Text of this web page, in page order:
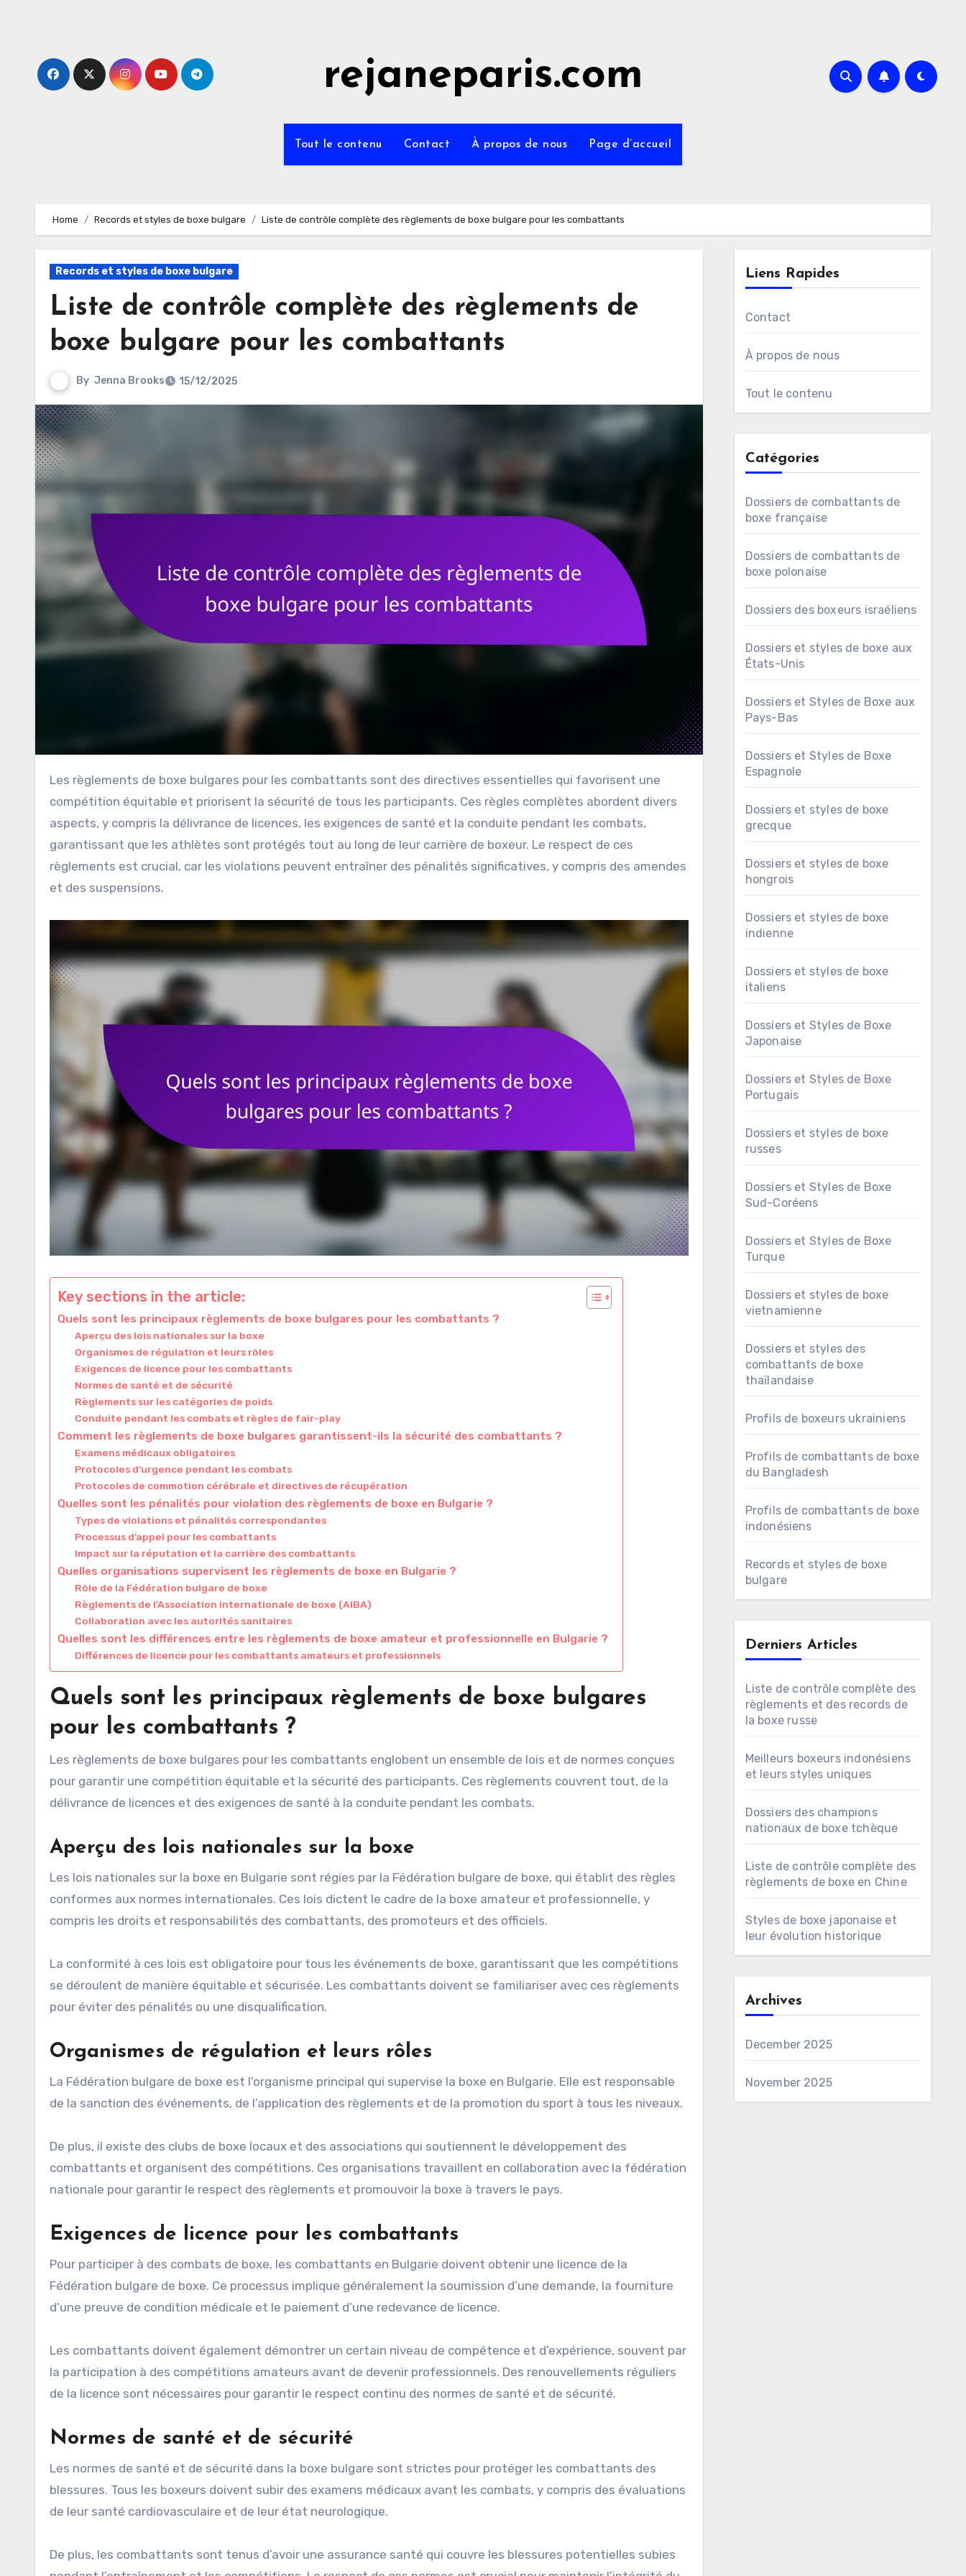
rejaneparis.com
Tout le contenu Contact À propos de nous Page d’accueil
Home Records et styles de boxe bulgare Liste de contrôle complète des règlements de boxe bulgare pour les combattants
Records et styles de boxe bulgare
Liste de contrôle complète des règlements de
boxe bulgare pour les combattants
By Jenna Brooks 15/12/2025
Les règlements de boxe bulgares pour les combattants sont des directives essentielles qui favorisent une
compétition équitable et priorisent la sécurité de tous les participants. Ces règles complètes abordent divers
aspects, y compris la délivrance de licences, les exigences de santé et la conduite pendant les combats,
garantissant que les athlètes sont protégés tout au long de leur carrière de boxeur. Le respect de ces
règlements est crucial, car les violations peuvent entraîner des pénalités significatives, y compris des amendes
et des suspensions.
Key sections in the article:
Quels sont les principaux règlements de boxe bulgares pour les combattants ?
Aperçu des lois nationales sur la boxe
Organismes de régulation et leurs rôles
Exigences de licence pour les combattants
Normes de santé et de sécurité
Règlements sur les catégories de poids
Conduite pendant les combats et règles de fair-play
Comment les règlements de boxe bulgares garantissent-ils la sécurité des combattants ?
Examens médicaux obligatoires
Protocoles d’urgence pendant les combats
Protocoles de commotion cérébrale et directives de récupération
Quelles sont les pénalités pour violation des règlements de boxe en Bulgarie ?
Types de violations et pénalités correspondantes
Processus d’appel pour les combattants
Impact sur la réputation et la carrière des combattants
Quelles organisations supervisent les règlements de boxe en Bulgarie ?
Rôle de la Fédération bulgare de boxe
Règlements de l’Association internationale de boxe (AIBA)
Collaboration avec les autorités sanitaires
Quelles sont les différences entre les règlements de boxe amateur et professionnelle en Bulgarie ?
Différences de licence pour les combattants amateurs et professionnels
Quels sont les principaux règlements de boxe bulgares
pour les combattants ?
Les règlements de boxe bulgares pour les combattants englobent un ensemble de lois et de normes conçues
pour garantir une compétition équitable et la sécurité des participants. Ces règlements couvrent tout, de la
délivrance de licences et des exigences de santé à la conduite pendant les combats.
Aperçu des lois nationales sur la boxe
Les lois nationales sur la boxe en Bulgarie sont régies par la Fédération bulgare de boxe, qui établit des règles
conformes aux normes internationales. Ces lois dictent le cadre de la boxe amateur et professionnelle, y
compris les droits et responsabilités des combattants, des promoteurs et des officiels.
La conformité à ces lois est obligatoire pour tous les événements de boxe, garantissant que les compétitions
se déroulent de manière équitable et sécurisée. Les combattants doivent se familiariser avec ces règlements
pour éviter des pénalités ou une disqualification.
Organismes de régulation et leurs rôles
La Fédération bulgare de boxe est l’organisme principal qui supervise la boxe en Bulgarie. Elle est responsable
de la sanction des événements, de l’application des règlements et de la promotion du sport à tous les niveaux.
De plus, il existe des clubs de boxe locaux et des associations qui soutiennent le développement des
combattants et organisent des compétitions. Ces organisations travaillent en collaboration avec la fédération
nationale pour garantir le respect des règlements et promouvoir la boxe à travers le pays.
Exigences de licence pour les combattants
Pour participer à des combats de boxe, les combattants en Bulgarie doivent obtenir une licence de la
Fédération bulgare de boxe. Ce processus implique généralement la soumission d’une demande, la fourniture
d’une preuve de condition médicale et le paiement d’une redevance de licence.
Les combattants doivent également démontrer un certain niveau de compétence et d’expérience, souvent par
la participation à des compétitions amateurs avant de devenir professionnels. Des renouvellements réguliers
de la licence sont nécessaires pour garantir le respect continu des normes de santé et de sécurité.
Normes de santé et de sécurité
Les normes de santé et de sécurité dans la boxe bulgare sont strictes pour protéger les combattants des
blessures. Tous les boxeurs doivent subir des examens médicaux avant les combats, y compris des évaluations
de leur santé cardiovasculaire et de leur état neurologique.
De plus, les combattants sont tenus d’avoir une assurance santé qui couvre les blessures potentielles subies
Liens Rapides
Contact
À propos de nous
Tout le contenu
Catégories
Dossiers de combattants de
boxe française
Dossiers de combattants de
boxe polonaise
Dossiers des boxeurs israéliens
Dossiers et styles de boxe aux
États-Unis
Dossiers et Styles de Boxe aux
Pays-Bas
Dossiers et Styles de Boxe
Espagnole
Dossiers et styles de boxe
grecque
Dossiers et styles de boxe
hongrois
Dossiers et styles de boxe
indienne
Dossiers et styles de boxe
italiens
Dossiers et Styles de Boxe
Japonaise
Dossiers et Styles de Boxe
Portugais
Dossiers et styles de boxe
russes
Dossiers et Styles de Boxe
Sud-Coréens
Dossiers et Styles de Boxe
Turque
Dossiers et styles de boxe
vietnamienne
Dossiers et styles des
combattants de boxe
thaïlandaise
Profils de boxeurs ukrainiens
Profils de combattants de boxe
du Bangladesh
Profils de combattants de boxe
indonésiens
Records et styles de boxe
bulgare
Derniers Articles
Liste de contrôle complète des
règlements et des records de
la boxe russe
Meilleurs boxeurs indonésiens
et leurs styles uniques
Dossiers des champions
nationaux de boxe tchèque
Liste de contrôle complète des
règlements de boxe en Chine
Styles de boxe japonaise et
leur évolution historique
Archives
December 2025
November 2025